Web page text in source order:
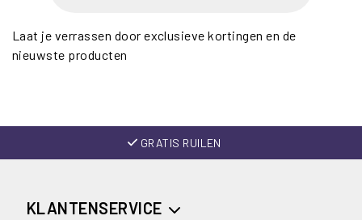
Laat je verrassen door exclusieve kortingen en de
nieuwste producten
GRATIS RUILEN
KLANTENSERVICE